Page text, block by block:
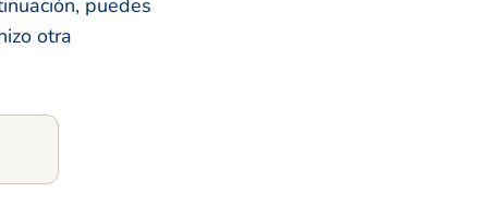
puedes
otra